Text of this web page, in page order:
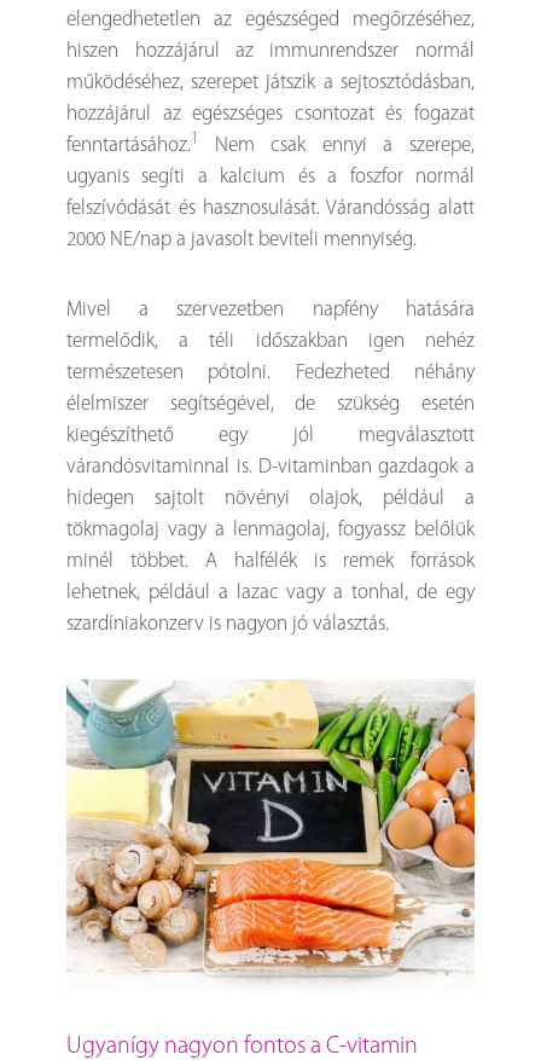
elengedhetetlen az egészséged megőrzéséhez,
hiszen hozzájárul az immunrendszer normál
működéséhez, szerepet játszik a sejtosztódásban,
hozzájárul az egészséges csontozat és fogazat
fenntartásához.1
Nem csak ennyi a szerepe,
ugyanis segíti a kalcium és a foszfor normál
felszívódását és hasznosulását. Várandósság alatt
2000 NE/nap a javasolt beviteli mennyiség.
Mivel a szervezetben napfény hatására
termelődik, a téli időszakban igen nehéz
természetesen pótolni. Fedezheted néhány
élelmiszer segítségével, de szükség esetén
kiegészíthető egy jól megválasztott
várandósvitaminnal is. D-vitaminban gazdagok a
hidegen sajtolt növényi olajok, például a
tökmagolaj vagy a lenmagolaj, fogyassz belőlük
minél többet. A halfélék is remek források
lehetnek, például a lazac vagy a tonhal, de egy
szardíniakonzerv is nagyon jó választás.
Ugyanígy nagyon fontos a C-vitamin